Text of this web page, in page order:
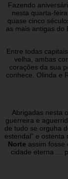
Fazendo
nesta quarta-
quase cinco
as mais antigas do
Entre todas
velha, ambas
corações da sua
conhece. Olinda e
Abrigadas nesta
guerreira e
de tudo se orguha
estendal” e
Norte assim fosse
cidade eterna …